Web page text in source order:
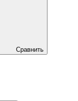
Сравнить